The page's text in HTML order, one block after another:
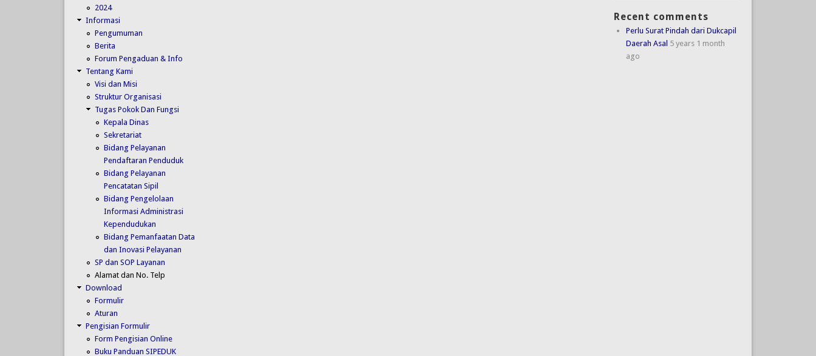
2024
Informasi
Pengumuman
Berita
Forum Pengaduan & Info
Tentang Kami
Visi dan Misi
Struktur Organisasi
Tugas Pokok Dan Fungsi
Kepala Dinas
Sekretariat
Bidang Pelayanan
Pendaftaran Penduduk
Bidang Pelayanan
Pencatatan Sipil
Bidang Pengelolaan
Informasi Administrasi
Kependudukan
Bidang Pemanfaatan Data
dan Inovasi Pelayanan
SP dan SOP Layanan
Alamat dan No. Telp
Download
Formulir
Aturan
Pengisian Formulir
Form Pengisian Online
Buku Panduan SIPEDUK
Recent comments
Perlu Surat Pindah dari Dukcapil
Daerah Asal 5 years 1 month
ago